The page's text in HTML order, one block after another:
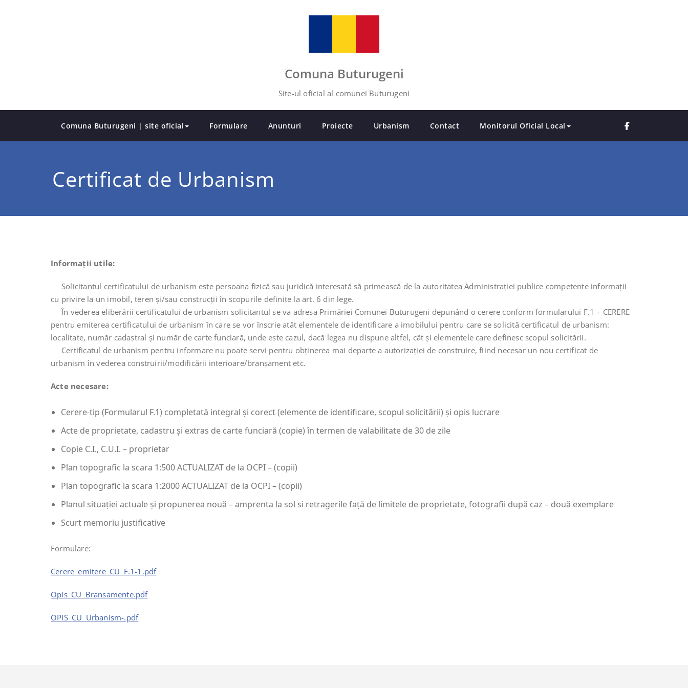
Comuna Buturugeni
Site-ul oficial al comunei Buturugeni
Comuna Buturugeni | site oficial Formulare Anunturi Proiecte Urbanism Contact Monitorul Oficial Local
Certificat de Urbanism
Informații utile:
Solicitantul certificatului de urbanism este persoana fizică sau juridică interesată să primească de la autoritatea Administraţiei publice competente informaţii
cu privire la un imobil, teren şi/sau construcţii în scopurile definite la art. 6 din lege.
În vederea eliberării certificatului de urbanism solicitantul se va adresa Primăriei Comunei Buturugeni depunând o cerere conform formularului F.1 – CERERE
pentru emiterea certificatului de urbanism în care se vor înscrie atât elementele de identificare a imobilului pentru care se solicită certificatul de urbanism:
localitate, număr cadastral şi număr de carte funciară, unde este cazul, dacă legea nu dispune altfel, cât şi elementele care definesc scopul solicitării.
Certificatul de urbanism pentru informare nu poate servi pentru obținerea mai departe a autorizației de construire, fiind necesar un nou certificat de
urbanism în vederea construirii/modificării interioare/branșament etc.
Acte necesare:
Cerere-tip (Formularul F.1) completată integral şi corect (elemente de identificare, scopul solicitării) şi opis lucrare
Acte de proprietate, cadastru şi extras de carte funciară (copie) în termen de valabilitate de 30 de zile
Copie C.I., C.U.I. – proprietar
Plan topografic la scara 1:500 ACTUALIZAT de la OCPI – (copii)
Plan topografic la scara 1:2000 ACTUALIZAT de la OCPI – (copii)
Planul situaţiei actuale şi propunerea nouă – amprenta la sol si retragerile față de limitele de proprietate, fotografii după caz – două exemplare
Scurt memoriu justificative
Formulare:
Cerere_emitere_CU_F.1-1.pdf
Opis_CU_Bransamente.pdf
OPIS_CU_Urbanism-.pdf